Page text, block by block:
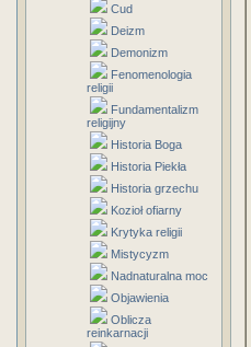
Cud
Deizm
Demonizm
Fenomenologia
religii
Fundamentalizm
religijny
Historia Boga
Historia Piekła
Historia grzechu
Kozioł ofiarny
Krytyka religii
Mistycyzm
Nadnaturalna moc
Objawienia
Oblicza
reinkarnacji